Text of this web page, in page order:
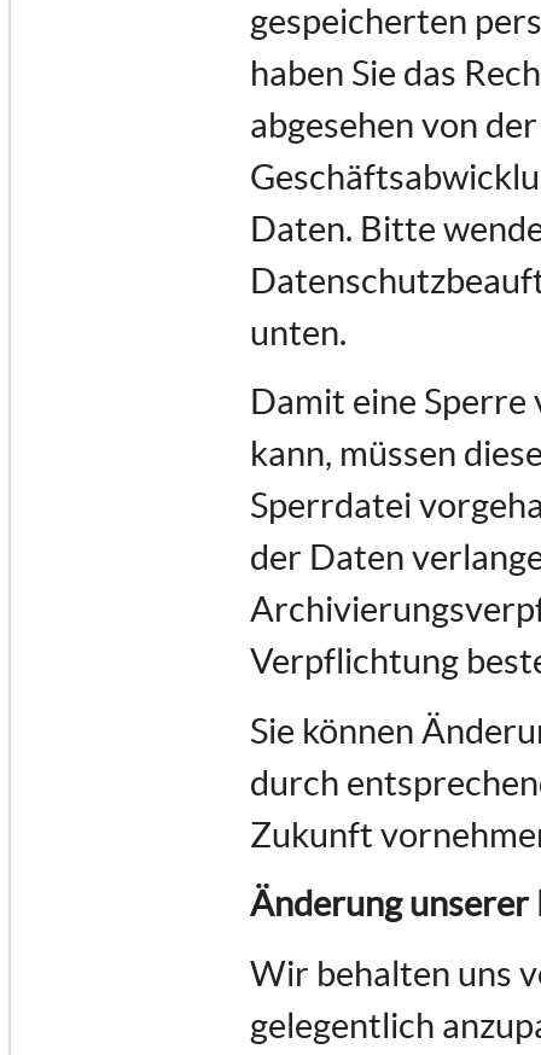
gespeicherten
haben Sie das
abgesehen von
Daten. Bitte
unten.
Damit eine
kann, müssen
Sperrdatei
der Daten
Verpflichtung
Sie können
durch
Zukunft
Änderung
Wir behalten uns
gelegentlich